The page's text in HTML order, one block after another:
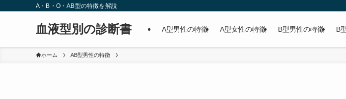
A・B・O・AB型の特徴を解説
血液型別の診断書 A型男性の特徴 A型女性の特徴 B型男性の特徴 B
ホーム AB型男性の特徴